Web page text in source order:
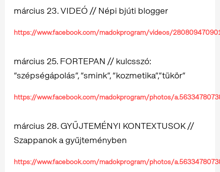
március 23. VIDEÓ // Népi bjúti blogger
https://www.facebook.com/madokprogram/videos/
március 25. FORTEPAN // kulcsszó:
“szépségápolás”, “smink”, “kozmetika”,”tükör”
https://www.facebook.com/madokprogram/photos/
március 28. GYŰJTEMÉNYI KONTEXTUSOK //
Szappanok a gyűjteményben
https://www.facebook.com/madokprogram/photos/